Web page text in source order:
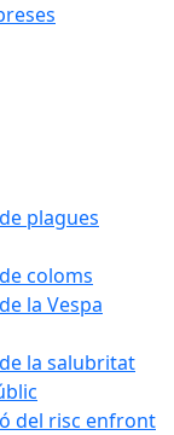
plagues
coloms
la Vespa
la salubritat
del risc enfront